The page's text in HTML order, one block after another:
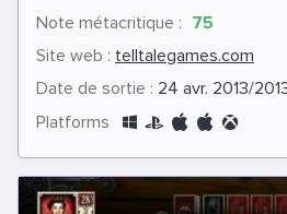
Note métacritique : 75
Site web : telltalegames.com
Date de sortie : 24 avr. 2013/
Platforms